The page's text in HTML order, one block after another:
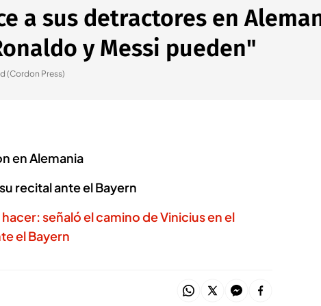
a sus detractores en
y Messi pueden"
(Cordon Press)
en Alemania
recital ante el Bayern
señaló el camino de Vinicius en el
el Bayern